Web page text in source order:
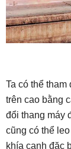
Ta có thể
trên cao bằng
đổi thang máy
cũng có thể
khía cạnh đặc